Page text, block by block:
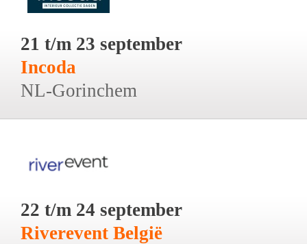
21 t/m 23 september
Incoda
NL-Gorinchem
22 t/m 24 september
Riverevent België